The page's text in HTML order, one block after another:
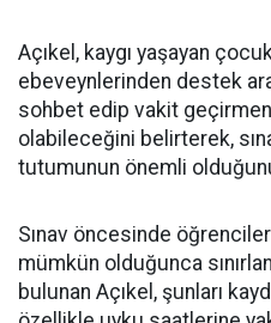
Açıkel, kaygı yaşayan
ebeveynlerinden destek
sohbet edip vakit
olabileceğini belirterek,
tutumunun önemli
Sınav öncesinde
mümkün olduğunca
bulunan Açıkel, şunları